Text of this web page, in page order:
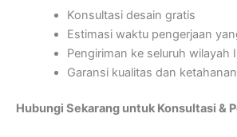
Konsultasi desain gratis
Estimasi waktu pengerjaan
Pengiriman ke seluruh wilayah
Garansi kualitas dan ketahanan
Hubungi Sekarang untuk Konsultasi &